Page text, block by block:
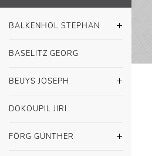
BALKENHOL STEPHAN
BASELITZ GEORG
BEUYS JOSEPH
DOKOUPIL JIRI
FÖRG GÜNTHER